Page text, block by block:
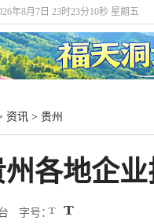
年8月7日 23时23分12秒 星期五
资讯 > 贵州
各地企
字号：